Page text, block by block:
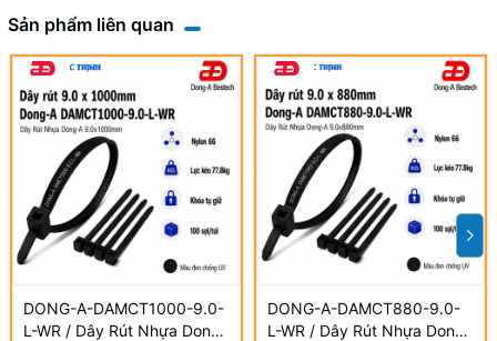
Sản phẩm liên quan
DONG-A-DAMCT1000-9.0-
L-WR / Dây Rút Nhựa Dong-
DONG-A-DAMCT880-9.0-
L-WR / Dây Rút Nhựa Dong-